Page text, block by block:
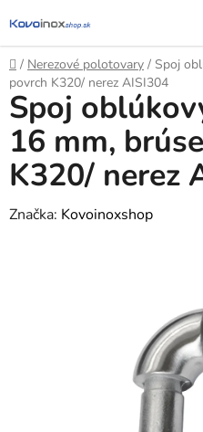
na
obsah
Domov
/ Nerezové polotovary / Spoj
povrch K320/ nerez AISI304
Spoj
16 mm,
K320/ nerez
Značka: Kovoinoxshop